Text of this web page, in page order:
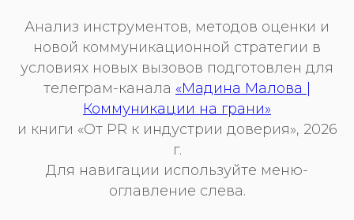
Анализ инструментов, методов оценки и
новой коммуникационной стратегии в
условиях новых вызовов подготовлен для
телеграм-канала «Мадина Малова |
Коммуникации на грани»
и книги «От PR к индустрии доверия», 2026
г.
Для навигации используйте меню-
оглавление слева.